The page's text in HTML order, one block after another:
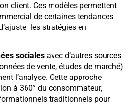
client. Ces modèles permettent
de certaines tendances
les stratégies en
sociales avec d’autres sources
de vente, études de marché)
l’analyse. Cette approche
à 360° du consommateur,
traditionnels pour